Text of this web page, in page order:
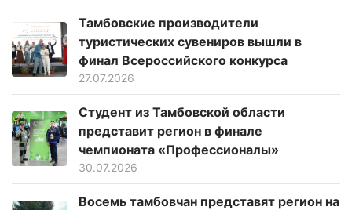
Тамбовские производители
туристических сувениров вышли в
финал Всероссийского конкурса
27.07.2026
Студент из Тамбовской области
представит регион в финале
чемпионата «Профессионалы»
30.07.2026
Восемь тамбовчан представят регион на